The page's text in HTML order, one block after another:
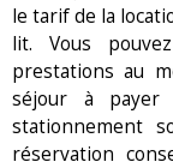
le tarif de la
lit. Vous
prestations au
séjour à payer
stationnement
réservation